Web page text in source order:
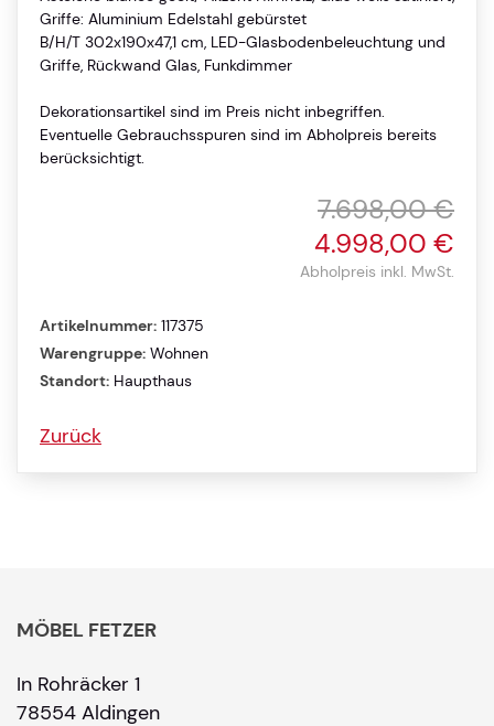
Griffe: Aluminium Edelstahl gebürstet
B/H/T 302x190x47,1 cm, LED-Glasbodenbeleuchtung und
Griffe, Rückwand Glas, Funkdimmer
Dekorationsartikel sind im Preis nicht inbegriffen.
Eventuelle Gebrauchsspuren sind im Abholpreis bereits
berücksichtigt.
7.698,00 €
4.998,00 €
Abholpreis inkl. MwSt.
Artikelnummer: 117375
Warengruppe: Wohnen
Standort: Haupthaus
Zurück
MÖBEL FETZER
In Rohräcker 1
78554 Aldingen